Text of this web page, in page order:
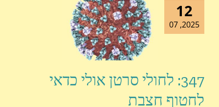
12
2025, 07
347: לחולי סרטן אולי כדאי
לחטוף חצבת